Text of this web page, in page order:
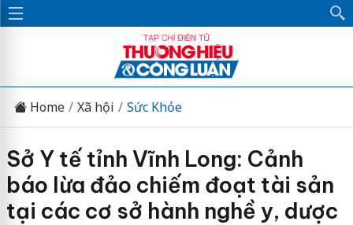
Home Xã hội Sức Khỏe
Sở Y tế tỉnh Vĩnh Long: Cảnh
báo lừa đảo chiếm đoạt tài sản
tại các cơ sở hành nghề y, dược